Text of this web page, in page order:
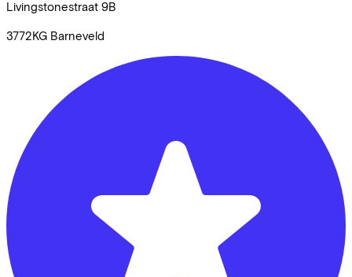
Livingstonestraat 9B
3772KG Barneveld